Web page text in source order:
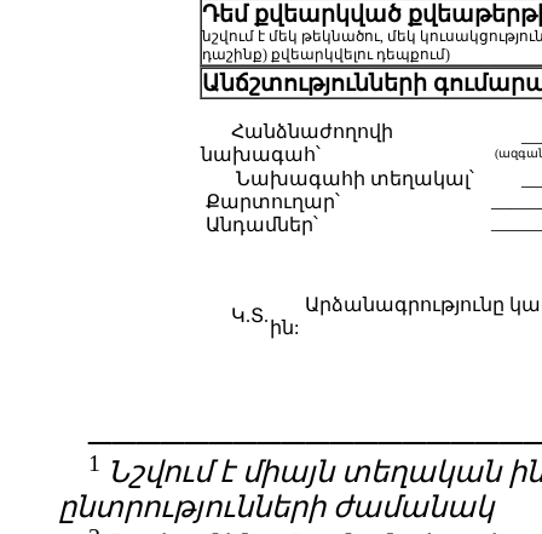
Դեմ քվեարկված
նշվում է մեկ թեկնածու, մեկ
դաշինք) քվեարկվելու դեպքում)
Անճշտությունների
Հանձնաժողովի
նախագահ՝
Նախագահի տեղակալ՝
Քարտուղար՝
Անդամներ՝
Կ.Տ.
Արձանագրությունը
ին:
1
Նշվում է միայն տեղական
ընտրությունների ժամանակ